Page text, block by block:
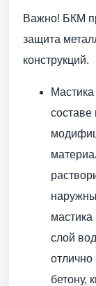
Важно! БКМ
защита
конструкций.
мастика
слой
отлично
бетону,